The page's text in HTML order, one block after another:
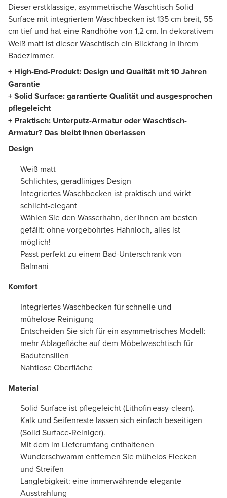
Dieser erstklassige, asymmetrische Waschtisch Solid
Surface mit integriertem Waschbecken ist 135 cm breit, 55
cm tief und hat eine Randhöhe von 1,2 cm. In dekorativem
Weiß matt ist dieser Waschtisch ein Blickfang in Ihrem
Badezimmer.
+ High-End-Produkt: Design und Qualität mit 10 Jahren
Garantie
+ Solid Surface: garantierte Qualität und ausgesprochen
pflegeleicht
+ Praktisch: Unterputz-Armatur oder Waschtisch-
Armatur? Das bleibt Ihnen überlassen
Design
Weiß matt
Schlichtes, geradliniges Design
Integriertes Waschbecken ist praktisch und wirkt
schlicht-elegant
Wählen Sie den Wasserhahn, der Ihnen am besten
gefällt: ohne vorgebohrtes Hahnloch, alles ist
möglich!
Passt perfekt zu einem Bad-Unterschrank von
Balmani
Komfort
Integriertes Waschbecken für schnelle und
mühelose Reinigung
Entscheiden Sie sich für ein asymmetrisches Modell:
mehr Ablagefläche auf dem Möbelwaschtisch für
Badutensilien
Nahtlose Oberfläche
Material
Solid Surface ist pflegeleicht (Lithofin easy-clean).
Kalk und Seifenreste lassen sich einfach beseitigen
(Solid Surface-Reiniger).
Mit dem im Lieferumfang enthaltenen
Wunderschwamm entfernen Sie mühelos Flecken
und Streifen
Langlebigkeit: eine immerwährende elegante
Ausstrahlung